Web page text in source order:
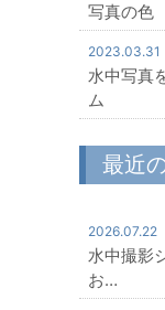
写真の色
2023.03.31
水中写真
ム
最近
2026.07.22
水中撮影
お…